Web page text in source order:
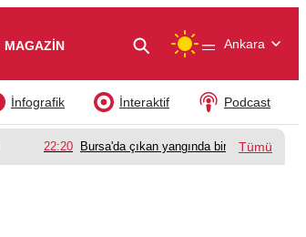
MAGAZİN — Ankara
Podcast
İnteraktif
İnfografik
22:20 Bursa'da çıkan yangında bir babanın acı
Tümü